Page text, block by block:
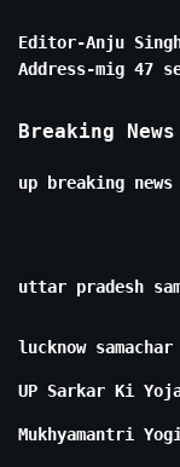
Editor-Anju
Address-mig 47
Breaking
up breaking
uttar pradesh
lucknow
UP Sarkar Ki
Mukhyamantri